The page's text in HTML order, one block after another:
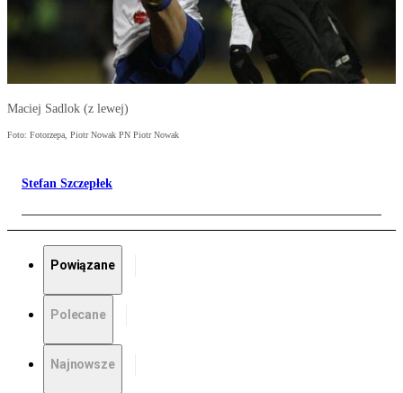
Maciej Sadlok (z lewej)
Foto: Fotorzepa, Piotr Nowak PN Piotr Nowak
Stefan Szczepłek
Powiązane
Polecane
Najnowsze